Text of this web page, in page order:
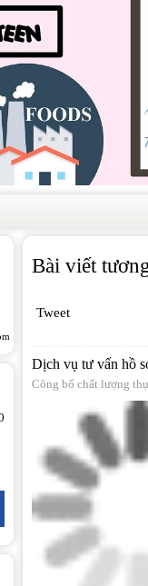
Bài viết
Tweet
Dịch vụ tư vấn hồ
Công bố chất lượng